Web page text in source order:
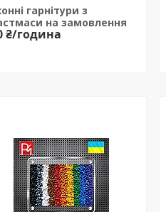
гарнітури з
на замовлення
₴/година